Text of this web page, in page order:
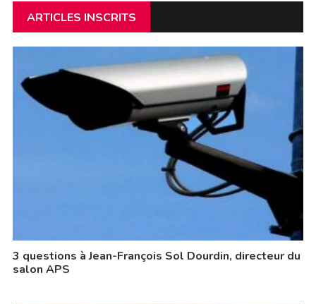
ARTICLES INSCRITS
3 questions à Jean-François Sol Dourdin, directeur du
salon APS